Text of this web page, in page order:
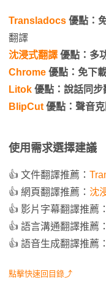
Transladocs 優點：
翻譯
沈浸式翻譯 優點：多
Chrome 優點：免下
Litok 優點：說話同步
BlipCut 優點：聲音
使用需求選擇建議
👍 文件翻譯推薦：
👍 網頁翻譯推薦： 沈
👍 影片字幕翻譯推薦：
👍 語言溝通翻譯推薦：
👍 語音生成翻譯推薦：
點擊快速回目錄⤴